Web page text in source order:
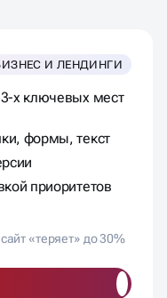
И ЛЕНДИНГИ
х ключевых мест
формы, текст
приоритетов
«теряет» до 30%